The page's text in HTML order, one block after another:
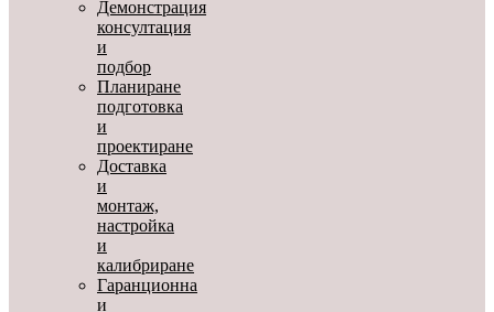
Демонстрация
консултация
и
подбор
Планиране
подготовка
и
проектиране
Доставка
и
монтаж,
настройка
и
калибриране
Гаранционна
и